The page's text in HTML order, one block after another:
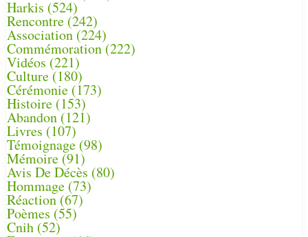
Harkis (524)
Rencontre (242)
Association (224)
Commémoration(222)
Vidéos (221)
Culture(180)
Cérémonie (173)
Histoire (153)
Abandon(121)
Livres (107)
Témoignage (98)
Mémoire (91)
Avis De Décès (80)
Hommage (73)
Réaction(67)
Poèmes (55)
Cnih (52)